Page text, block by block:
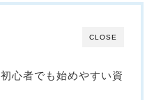
CLOSE
心者でも始めやすい資